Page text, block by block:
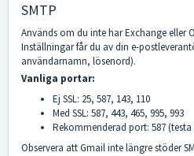
SMTP
Används om du inte har Exchange eller
Inställningar får du av din e-
användarnamn, lösenord).
Vanliga portar:
Ej SSL: 25, 587, 143, 110
Med SSL: 587, 443, 465, 995, 993
Rekommenderad port: 587
Observera att Gmail inte längre stöder